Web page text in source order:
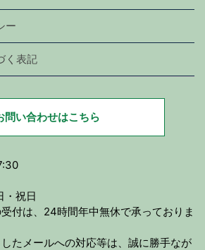
ー
く表記
問い合わせはこちら
・祝日
付は、24時間年中無休で承っておりま
たメールへの対応等は、誠に勝手なが